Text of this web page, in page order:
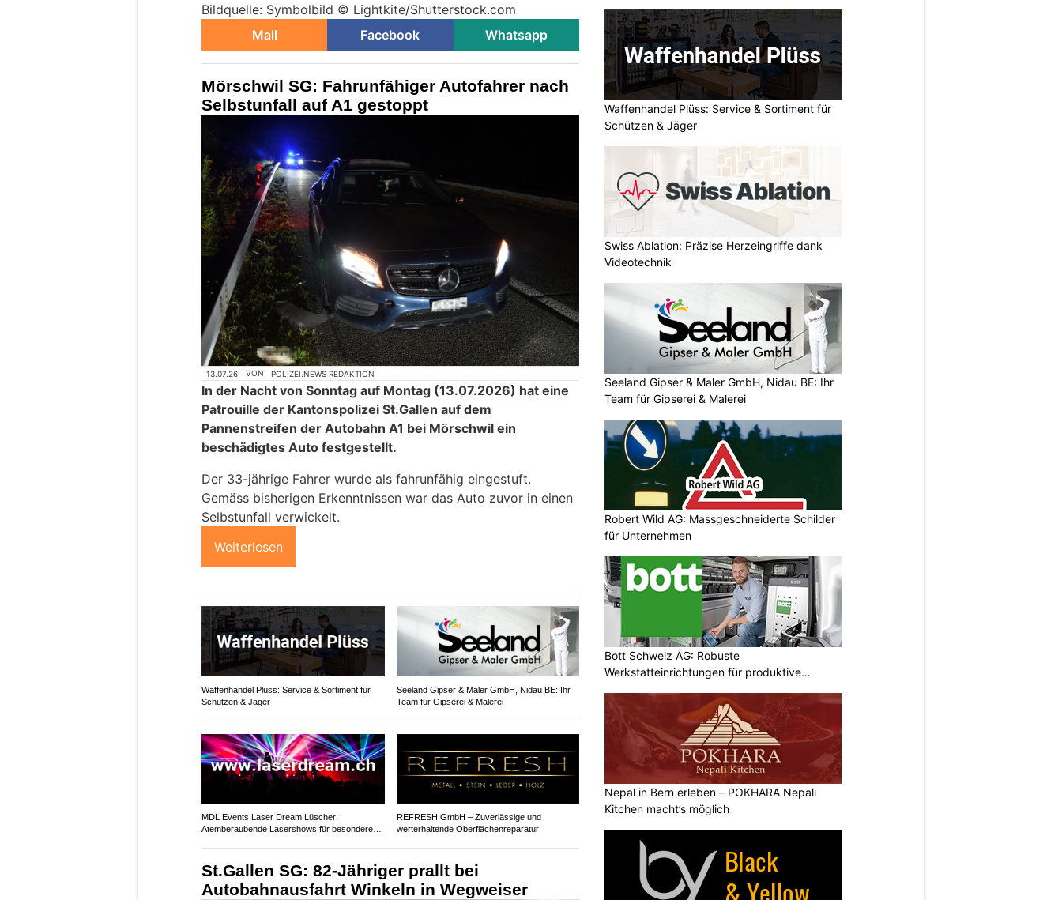
Bildquelle: Symbolbild © Lightkite/Shutterstock.com
Mail
Facebook Whatsapp
Mörschwil SG: Fahrunfähiger Autofahrer nach
Selbstunfall auf A1 gestoppt
13.07.26 VON POLIZEI.NEWS REDAKTION
In der Nacht von Sonntag auf Montag (13.07.2026) hat eine
Patrouille der Kantonspolizei St.Gallen auf dem
Pannenstreifen der Autobahn A1 bei Mörschwil ein
beschädigtes Auto festgestellt.
Der 33-jährige Fahrer wurde als fahrunfähig eingestuft.
Gemäss bisherigen Erkenntnissen war das Auto zuvor in einen
Selbstunfall verwickelt.
Weiterlesen
Waffenhandel Plüss: Service & Sortiment für
Schützen & Jäger
Seeland Gipser & Maler GmbH, Nidau BE: Ihr
Team für Gipserei & Malerei
MDL Events Laser Dream Lüscher:
Atemberaubende Lasershows für besondere
REFRESH GmbH – Zuverlässige und
werterhaltende Oberflächenreparatur
St.Gallen SG: 82-Jähriger prallt bei
Autobahnausfahrt Winkeln in Wegweiser
Waffenhandel Plüss: Service & Sortiment für
Schützen & Jäger
Swiss Ablation: Präzise Herzeingriffe dank
Videotechnik
Seeland Gipser & Maler GmbH, Nidau BE: Ihr
Team für Gipserei & Malerei
Robert Wild AG: Massgeschneiderte Schilder
für Unternehmen
Bott Schweiz AG: Robuste
Werkstatteinrichtungen für produktive
Nepal in Bern erleben – POKHARA Nepali
Kitchen macht’s möglich